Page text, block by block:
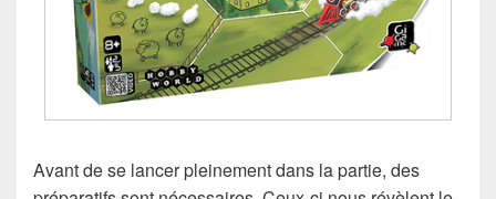
Avant de se lancer pleinement dans la partie, des